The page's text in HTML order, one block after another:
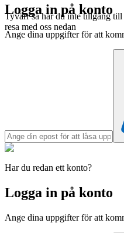
Tyvärr så har du inte tillgång
resa med oss nedan
Logga in på konto
Ange dina uppgifter för att
Har du redan ett konto?
Logga in på konto
Ange dina uppgifter för att